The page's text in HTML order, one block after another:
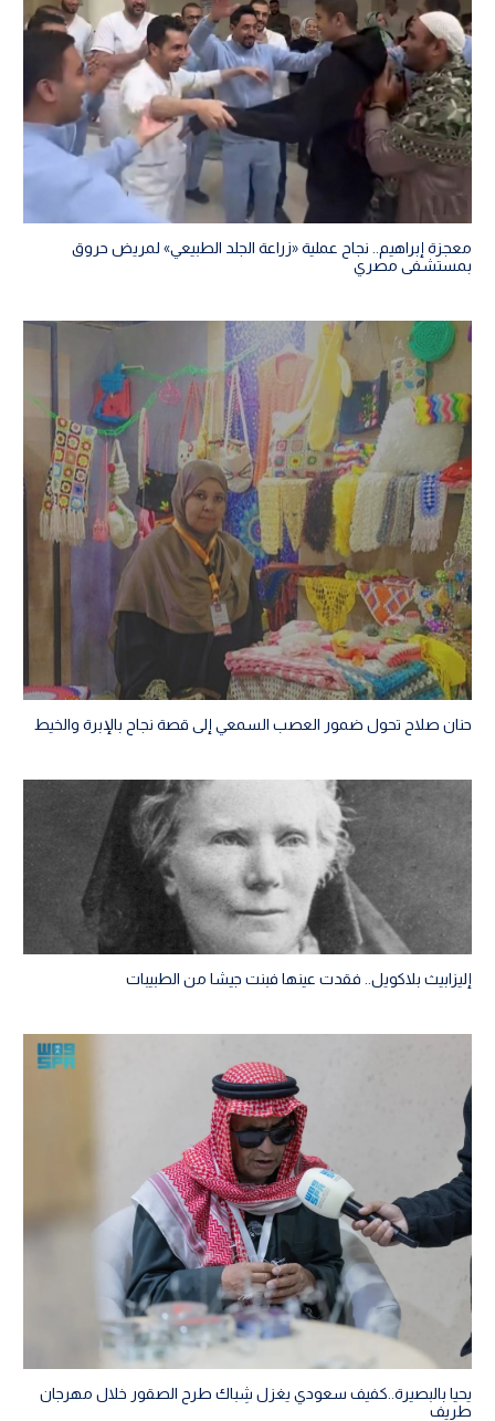
معجزة إبراهيم.. نجاح عملية «زراعة الجلد الطبيعي» لمريض حروق
بمستشفى مصري
حنان صلاح تحول ضمور العصب السمعي إلى قصة نجاح بالإبرة والخيط
إليزابيث بلاكويل.. فقدت عينها فبنت جيشا من الطبيبات
يحيا بالبصيرة..كفيف سعودي يغزل شِباك طرح الصقور خلال مهرجان
طريف